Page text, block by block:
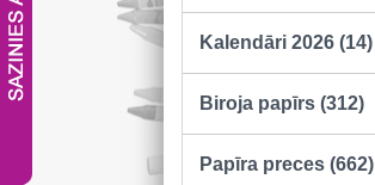
Kalendāri 2026 (14)
Biroja papīrs (312)
Papīra preces (662)